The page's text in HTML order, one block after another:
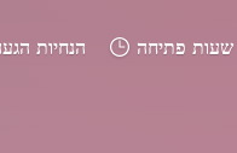
הנחיות שעות פתיחה